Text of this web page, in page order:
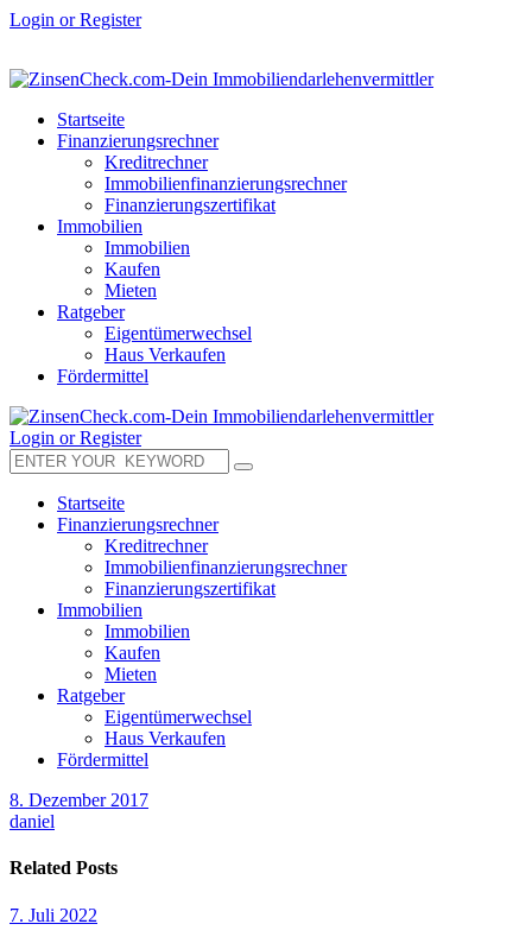
Login or Register
Startseite
Finanzierungsrechner
Kreditrechner
Immobilienfinanzierungsrechner
Finanzierungszertifikat
Immobilien
Immobilien
Kaufen
Mieten
Ratgeber
Eigentümerwechsel
Haus Verkaufen
Fördermittel
Login or Register
Startseite
Finanzierungsrechner
Kreditrechner
Immobilienfinanzierungsrechner
Finanzierungszertifikat
Immobilien
Immobilien
Kaufen
Mieten
Ratgeber
Eigentümerwechsel
Haus Verkaufen
Fördermittel
8. Dezember 2017
daniel
Related Posts
7. Juli 2022